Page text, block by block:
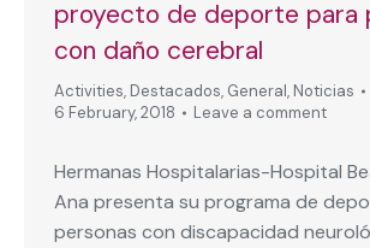
proyecto de deporte para
con daño cerebral
Activities, Destacados, General, Noticias
6 February, 2018
Leave a comment
Hermanas Hospitalarias-Hospital
Ana presenta su programa de
personas con discapacidad